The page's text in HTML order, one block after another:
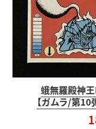
蛾無羅殿神
【ガムラ/第10